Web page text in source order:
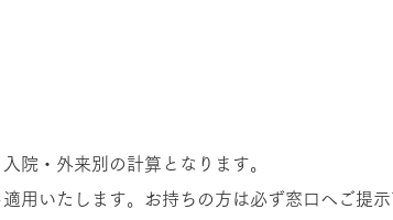
院・外来別の計算となります。
用いたします。お持ちの方は必ず窓口へご提示